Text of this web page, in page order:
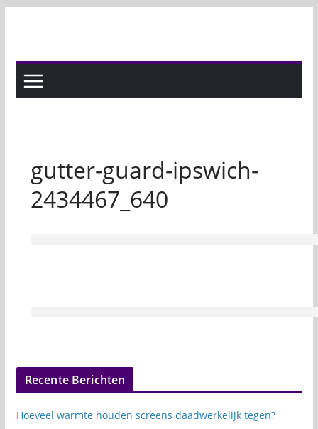
gutter-guard-ipswich-
2434467_640
Recente Berichten
Hoeveel warmte houden screens daadwerkelijk tegen?